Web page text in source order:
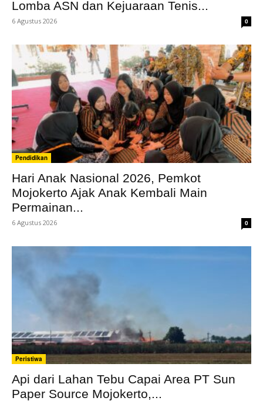
Lomba ASN dan Kejuaraan Tenis...
6 Agustus 2026 0
Pendidikan
Hari Anak Nasional 2026, Pemkot
Mojokerto Ajak Anak Kembali Main
Permainan...
6 Agustus 2026 0
Peristiwa
Api dari Lahan Tebu Capai Area PT Sun
Paper Source Mojokerto,...